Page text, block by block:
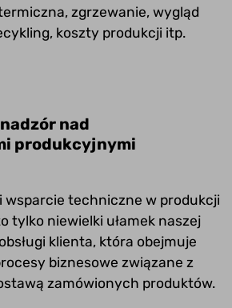
zgrzewanie, wygląd
koszty produkcji itp.
nad
produkcyjnymi
wsparcie techniczne w produkcji
tylko niewielki ułamek naszej
klienta, która obejmuje
biznesowe związane z
zamówionych produktów.